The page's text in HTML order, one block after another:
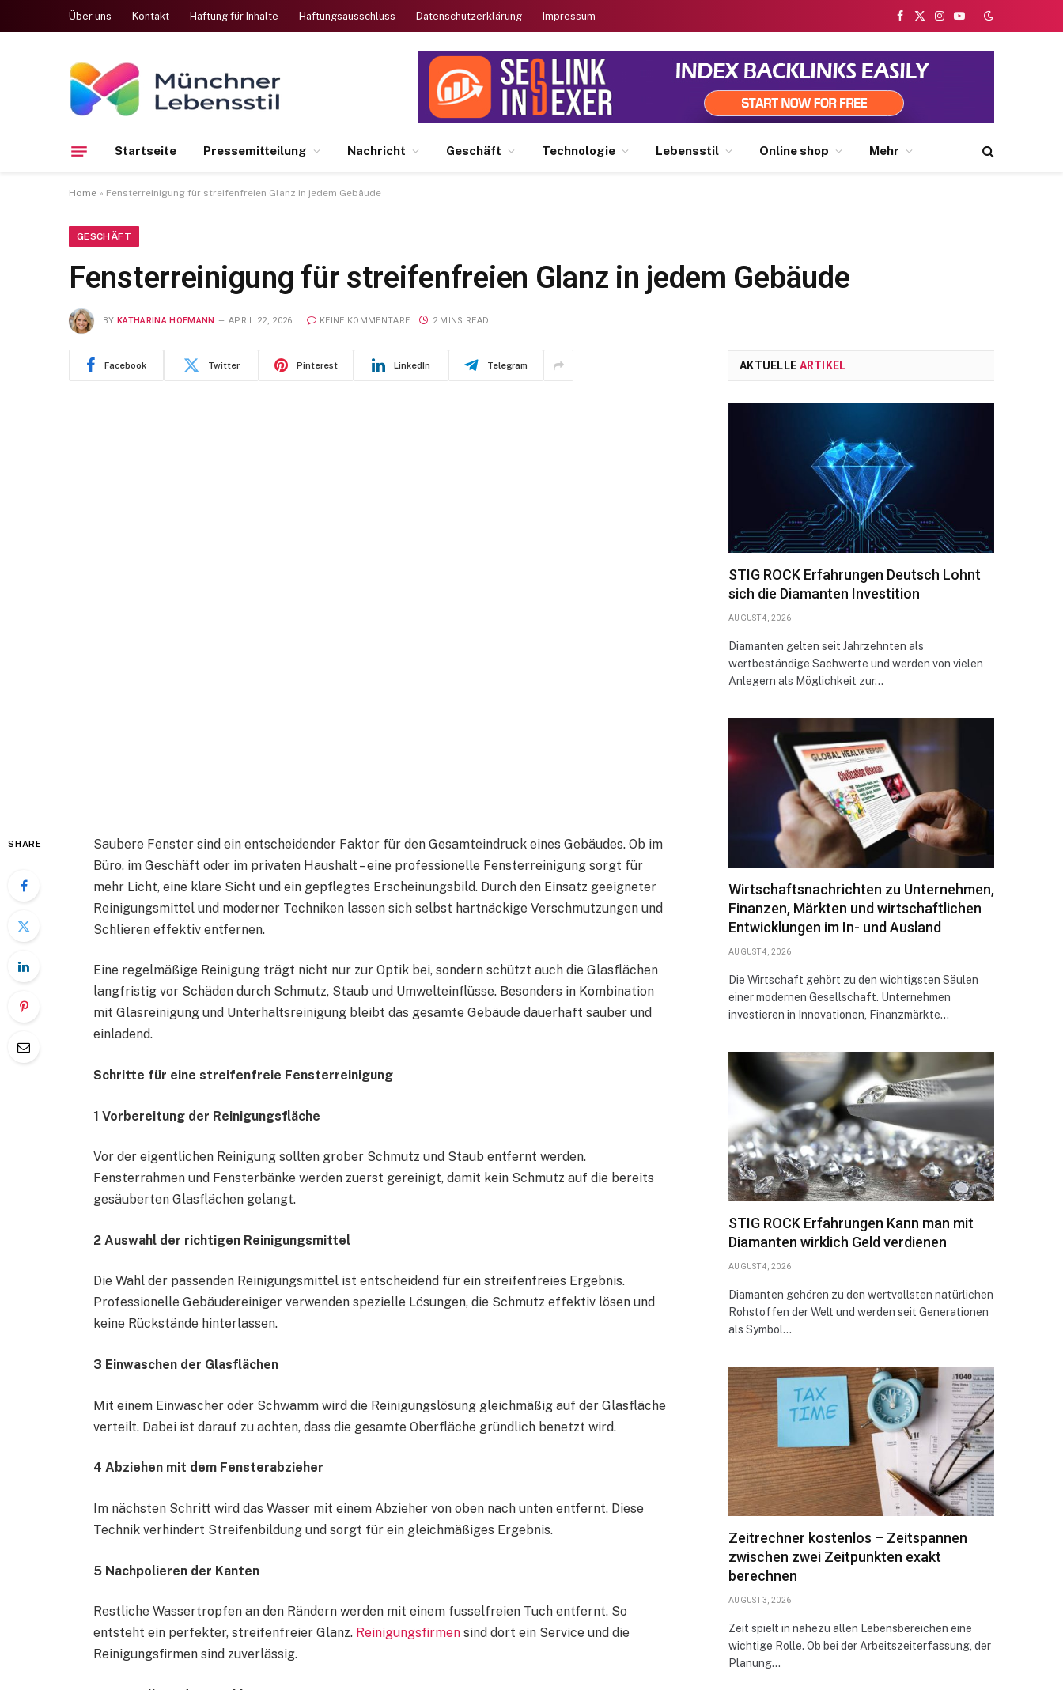
Über uns Kontakt Haftung für Inhalte Haftungsausschluss Datenschutzerklärung Impressum
Facebook
X
Instagram
YouTube
Startseite Pressemitteilung Nachricht Geschäft Technologie Lebensstil Online shop Mehr
Home » Fensterreinigung für streifenfreien Glanz in jedem Gebäude
GESCHÄFT
Fensterreinigung für streifenfreien Glanz in jedem Gebäude
BY KATHARINA HOFMANN APRIL 22, 2026 KEINE KOMMENTARE 2 MINS READ
Facebook Twitter Pinterest LinkedIn Telegram
SHARE
Saubere Fenster sind ein entscheidender Faktor für den Gesamteindruck eines Gebäudes. Ob im
Büro, im Geschäft oder im privaten Haushalt – eine professionelle Fensterreinigung sorgt für
mehr Licht, eine klare Sicht und ein gepflegtes Erscheinungsbild. Durch den Einsatz geeigneter
Reinigungsmittel und moderner Techniken lassen sich selbst hartnäckige Verschmutzungen und
Schlieren effektiv entfernen.
Eine regelmäßige Reinigung trägt nicht nur zur Optik bei, sondern schützt auch die Glasflächen
langfristig vor Schäden durch Schmutz, Staub und Umwelteinflüsse. Besonders in Kombination
mit Glasreinigung und Unterhaltsreinigung bleibt das gesamte Gebäude dauerhaft sauber und
einladend.
Schritte für eine streifenfreie Fensterreinigung
1 Vorbereitung der Reinigungsfläche
Vor der eigentlichen Reinigung sollten grober Schmutz und Staub entfernt werden.
Fensterrahmen und Fensterbänke werden zuerst gereinigt, damit kein Schmutz auf die bereits
gesäuberten Glasflächen gelangt.
2 Auswahl der richtigen Reinigungsmittel
Die Wahl der passenden Reinigungsmittel ist entscheidend für ein streifenfreies Ergebnis.
Professionelle Gebäudereiniger verwenden spezielle Lösungen, die Schmutz effektiv lösen und
keine Rückstände hinterlassen.
3 Einwaschen der Glasflächen
Mit einem Einwascher oder Schwamm wird die Reinigungslösung gleichmäßig auf der Glasfläche
verteilt. Dabei ist darauf zu achten, dass die gesamte Oberfläche gründlich benetzt wird.
4 Abziehen mit dem Fensterabzieher
Im nächsten Schritt wird das Wasser mit einem Abzieher von oben nach unten entfernt. Diese
Technik verhindert Streifenbildung und sorgt für ein gleichmäßiges Ergebnis.
5 Nachpolieren der Kanten
Restliche Wassertropfen an den Rändern werden mit einem fusselfreien Tuch entfernt. So
entsteht ein perfekter, streifenfreier Glanz. Reinigungsfirmensind dort ein Service und die
Reinigungsfirmen sind zuverlässig.
AKTUELLE ARTIKEL
STIG ROCK Erfahrungen Deutsch Lohnt
sich die Diamanten Investition
AUGUST 4, 2026
Diamanten gelten seit Jahrzehnten als
wertbeständige Sachwerte und werden von vielen
Anlegern als Möglichkeit zur…
Wirtschaftsnachrichten zu Unternehmen,
Finanzen, Märkten und wirtschaftlichen
Entwicklungen im In- und Ausland
AUGUST 4, 2026
Die Wirtschaft gehört zu den wichtigsten Säulen
einer modernen Gesellschaft. Unternehmen
investieren in Innovationen, Finanzmärkte…
STIG ROCK Erfahrungen Kann man mit
Diamanten wirklich Geld verdienen
AUGUST 4, 2026
Diamanten gehören zu den wertvollsten natürlichen
Rohstoffen der Welt und werden seit Generationen
als Symbol…
Zeitrechner kostenlos – Zeitspannen
zwischen zwei Zeitpunkten exakt
berechnen
AUGUST 3, 2026
Zeit spielt in nahezu allen Lebensbereichen eine
wichtige Rolle. Ob bei der Arbeitszeiterfassung, der
Planung…